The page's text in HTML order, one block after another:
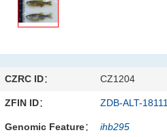
CZRC ID： CZ1204
ZFIN ID： ZDB-ALT-
Genomic Feature： ihb295